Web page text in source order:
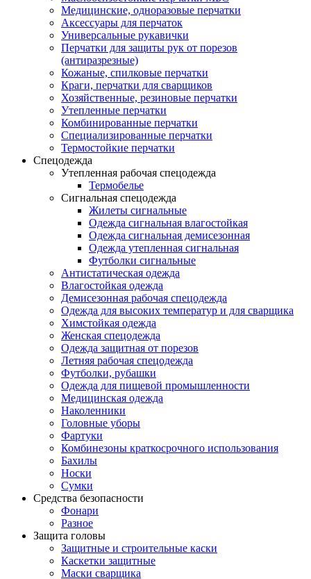
Медицинские, одноразовые перчатки
Аксессуары для перчаток
Универсальные рукавички
Перчатки для защиты рук от порезов
(антиразрезные)
Кожаные, спилковые перчатки
Краги, перчатки для сварщиков
Хозяйственные, резиновые перчатки
Утепленные перчатки
Комбинированные перчатки
Специализированные перчатки
Термостойкие перчатки
Спецодежда
Утепленная рабочая спецодежда
Термобелье
Сигнальная спецодежда
Жилеты сигнальные
Одежда сигнальная влагостойкая
Одежда сигнальная демисезонная
Одежда утепленная сигнальная
Футболки сигнальные
Антистатическая одежда
Влагостойкая одежда
Демисезонная рабочая спецодежда
Одежда для высоких температур и для сварщика
Химстойкая одежда
Женская спецодежда
Одежда защитная от порезов
Летняя рабочая спецодежда
Футболки, рубашки
Одежда для пищевой промышленности
Медицинская одежда
Наколенники
Головные уборы
Фартуки
Комбинезоны краткосрочного использования
Бахилы
Носки
Сумки
Средства безопасности
Фонари
Разное
Защита головы
Защитные и строительные каски
Каскетки защитные
Маски сварщика